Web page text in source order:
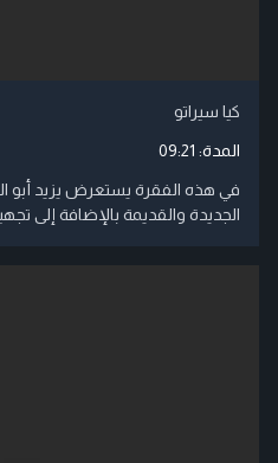
كيا سيراتو
المدة: 09:21
في هذه الفقرة يستعرض يزيد أبو
الجديدة والقديمة بالإضافة إلى